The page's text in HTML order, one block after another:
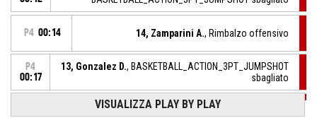
P4 00:14 14, Zamparini A., Rimbalzo offensivo
P4
00:17
13, Gonzalez D., BASKETBALL_ACTION_3PT_JUMPSHOT
sbagliato
14, Zamparini A.
VISUALIZZA PLAY BY PLAY